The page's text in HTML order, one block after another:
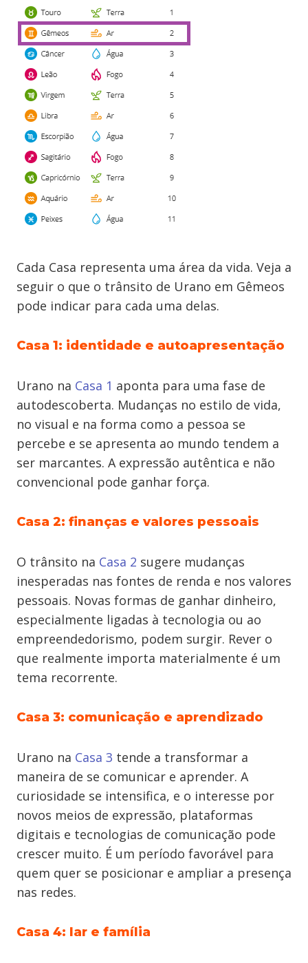
Cada Casa representa uma área da vida. Veja a
seguir o que o trânsito de Urano em Gêmeos
pode indicar para cada uma delas.
Casa 1: identidade e autoapresentação
Urano na Casa 1 aponta para uma fase de
autodescoberta. Mudanças no estilo de vida,
no visual e na forma como a pessoa se
percebe e se apresenta ao mundo tendem a
ser marcantes. A expressão autêntica e não
convencional pode ganhar força.
Casa 2: finanças e valores pessoais
O trânsito na Casa 2 sugere mudanças
inesperadas nas fontes de renda e nos valores
pessoais. Novas formas de ganhar dinheiro,
especialmente ligadas à tecnologia ou ao
empreendedorismo, podem surgir. Rever o
que realmente importa materialmente é um
tema recorrente.
Casa 3: comunicação e aprendizado
Urano na Casa 3 tende a transformar a
maneira de se comunicar e aprender. A
curiosidade se intensifica, e o interesse por
novos meios de expressão, plataformas
digitais e tecnologias de comunicação pode
crescer muito. É um período favorável para
quem quer se posicionar e ampliar a presença
nas redes.
Casa 4: lar e família